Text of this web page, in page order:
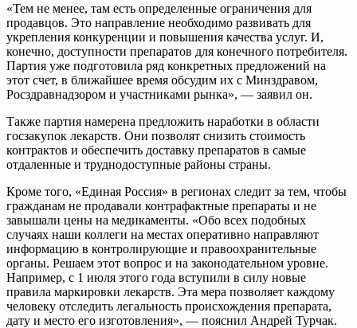
«Тем не менее, там есть определенные ограничения для
продавцов. Это направление необходимо развивать для
укрепления конкуренции и повышения качества услуг. И,
конечно, доступности препаратов для конечного потребителя.
Партия уже подготовила ряд конкретных предложений на
этот счет, в ближайшее время обсудим их с Минздравом,
Росздравнадзором и участниками рынка», — заявил он.
Также партия намерена предложить наработки в области
госзакупок лекарств. Они позволят снизить стоимость
контрактов и обеспечить доставку препаратов в самые
отдаленные и труднодоступные районы страны.
Кроме того, «Единая Россия» в регионах следит за тем, чтобы
гражданам не продавали контрафактные препараты и не
завышали цены на медикаменты. «Обо всех подобных
случаях наши коллеги на местах оперативно направляют
информацию в контролирующие и правоохранительные
органы. Решаем этот вопрос и на законодательном уровне.
Например, с 1 июля этого года вступили в силу новые
правила маркировки лекарств. Эта мера позволяет каждому
человеку отследить легальность происхождения препарата,
дату и место его изготовления», — пояснил Андрей Турчак.